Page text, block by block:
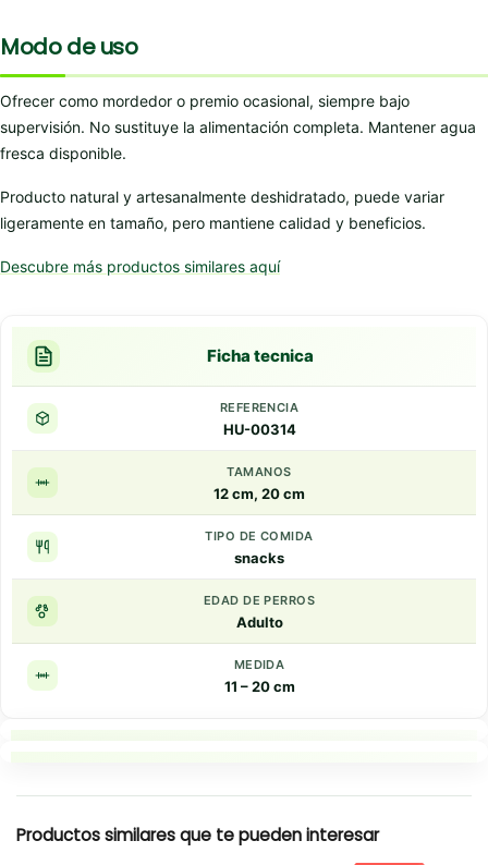
Modo de uso
Ofrecer como mordedor o premio ocasional, siempre bajo
supervisión. No sustituye la alimentación completa. Mantener agua
fresca disponible.
Producto natural y artesanalmente deshidratado, puede variar
ligeramente en tamaño, pero mantiene calidad y beneficios.
Descubre más productos similares aquí
Ficha tecnica
REFERENCIA
HU-00314
TAMANOS
12 cm, 20 cm
TIPO DE COMIDA
snacks
EDAD DE PERROS
Adulto
MEDIDA
11 – 20 cm
Productos similares que te pueden interesar